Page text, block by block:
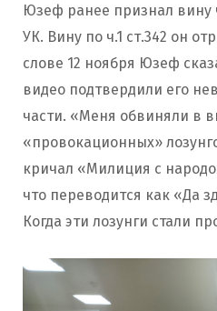
Юзеф ранее признал вину
УК. Вину по ч.1 ст.342 он
слове 12 ноября Юзеф
видео подтвердили его
части. «Меня обвиняли в
«провокационных»
кричал «Милиция с
что переводится как «Да
Когда эти лозунги стали